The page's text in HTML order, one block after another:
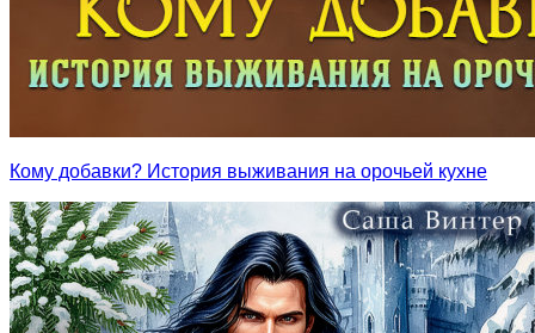
Кому добавки? История выживания на орочьей кухне